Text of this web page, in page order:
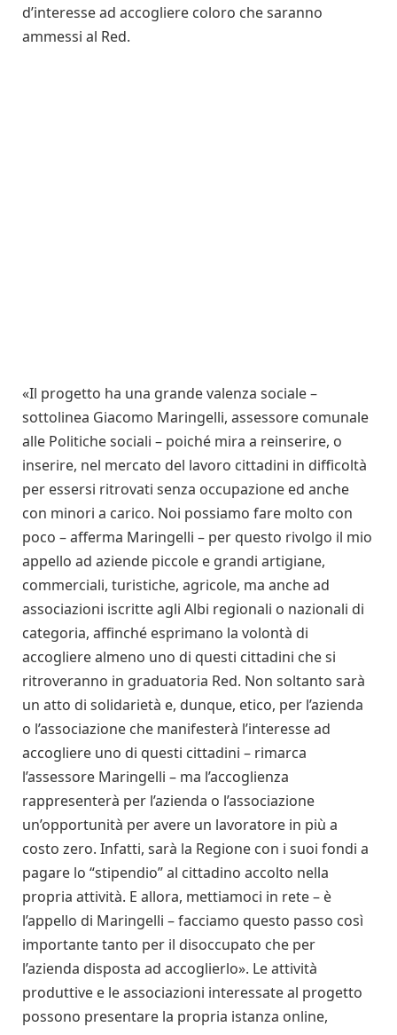
d’interesse ad accogliere coloro che saranno
ammessi al Red.
«Il progetto ha una grande valenza sociale –
sottolinea Giacomo Maringelli, assessore comunale
alle Politiche sociali – poiché mira a reinserire, o
inserire, nel mercato del lavoro cittadini in difficoltà
per essersi ritrovati senza occupazione ed anche
con minori a carico. Noi possiamo fare molto con
poco – afferma Maringelli – per questo rivolgo il mio
appello ad aziende piccole e grandi artigiane,
commerciali, turistiche, agricole, ma anche ad
associazioni iscritte agli Albi regionali o nazionali di
categoria, affinché esprimano la volontà di
accogliere almeno uno di questi cittadini che si
ritroveranno in graduatoria Red. Non soltanto sarà
un atto di solidarietà e, dunque, etico, per l’azienda
o l’associazione che manifesterà l’interesse ad
accogliere uno di questi cittadini – rimarca
l’assessore Maringelli – ma l’accoglienza
rappresenterà per l’azienda o l’associazione
un’opportunità per avere un lavoratore in più a
costo zero. Infatti, sarà la Regione con i suoi fondi a
pagare lo “stipendio” al cittadino accolto nella
propria attività. E allora, mettiamoci in rete – è
l’appello di Maringelli – facciamo questo passo così
importante tanto per il disoccupato che per
l’azienda disposta ad accoglierlo». Le attività
produttive e le associazioni interessate al progetto
possono presentare la propria istanza online,